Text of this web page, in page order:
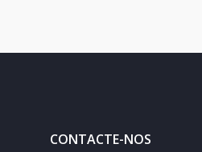
CONTACTE-NOS